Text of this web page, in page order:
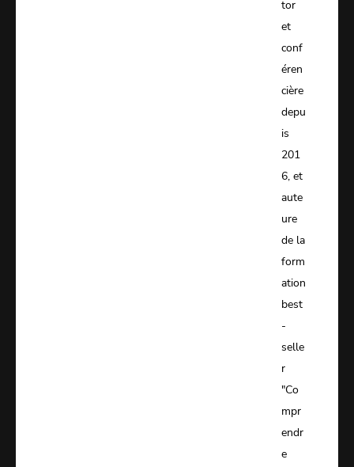
tor
et
conf
éren
cière
depu
is
201
6, et
aute
ure
de la
form
ation
best
-
selle
r
"Co
mpr
endr
e